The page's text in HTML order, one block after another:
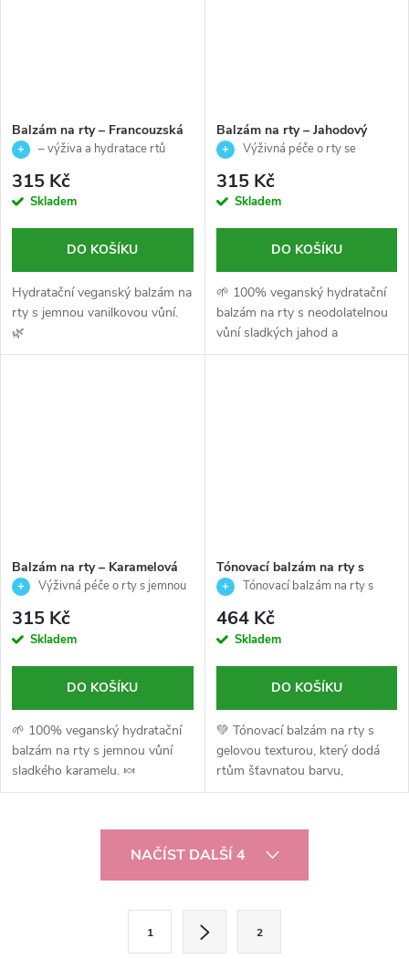
Balzám na rty – Francouzská
vanilka - Palladio - 10g
– výživa a hydratace rtů
315 Kč
Skladem
DO KOŠÍKU
Hydratační veganský balzám na
rty s jemnou vanilkovou vůní.
🌿
Balzám na rty – Jahodový
dortík - Palladio -10g
Výživná péče o rty se
315 Kč
Skladem
DO KOŠÍKU
🌱 100% veganský hydratační
balzám na rty s neodolatelnou
vůní sladkých jahod a
nadýchaného dortíku. 🍰
Balzám na rty – Karamelová
poleva - Palladio - 10g
Výživná péče o rty s jemnou
315 Kč
Skladem
DO KOŠÍKU
🌱 100% veganský hydratační
balzám na rty s jemnou vůní
sladkého karamelu. 🍬
Tónovací balzám na rty s
kyselinou hyaluronovou-
Palladio - 3,9ml
Tónovací balzám na rty s
464 Kč
Skladem
DO KOŠÍKU
💚 Tónovací balzám na rty s
gelovou texturou, který dodá
rtům šťavnatou barvu,
hydrataci a neodolatelnou vůni.
NAČÍST DALŠÍ 4
1 2